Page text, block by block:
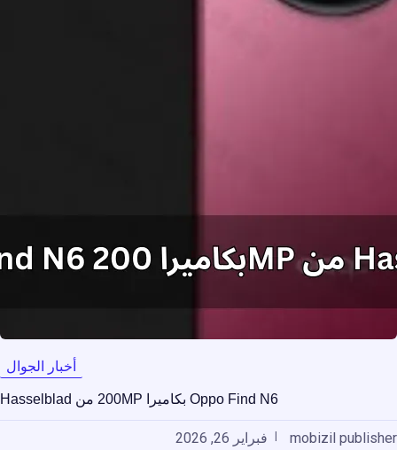
أخبار الجوال
Oppo Find N6 بكاميرا 200MP من Hasselblad
mobizil publisher
فبراير 26, 2026